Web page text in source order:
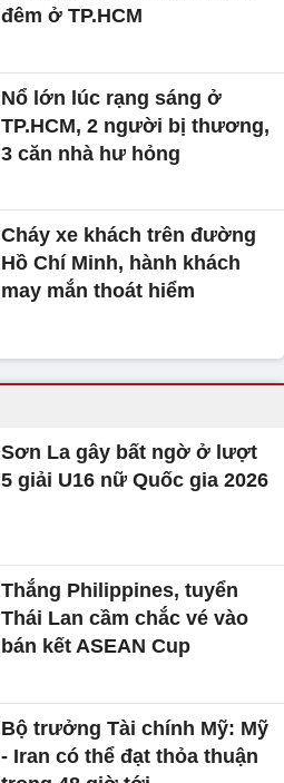
đêm ở TP.HCM
Nổ lớn lúc rạng sáng ở
TP.HCM, 2 người bị thương,
3 căn nhà hư hỏng
Cháy xe khách trên đường
Hồ Chí Minh, hành khách
may mắn thoát hiểm
Sơn La gây bất ngờ ở lượt
5 giải U16 nữ Quốc gia 2026
Thắng Philippines, tuyển
Thái Lan cầm chắc vé vào
bán kết ASEAN Cup
Bộ trưởng Tài chính Mỹ: Mỹ
- Iran có thể đạt thỏa thuận